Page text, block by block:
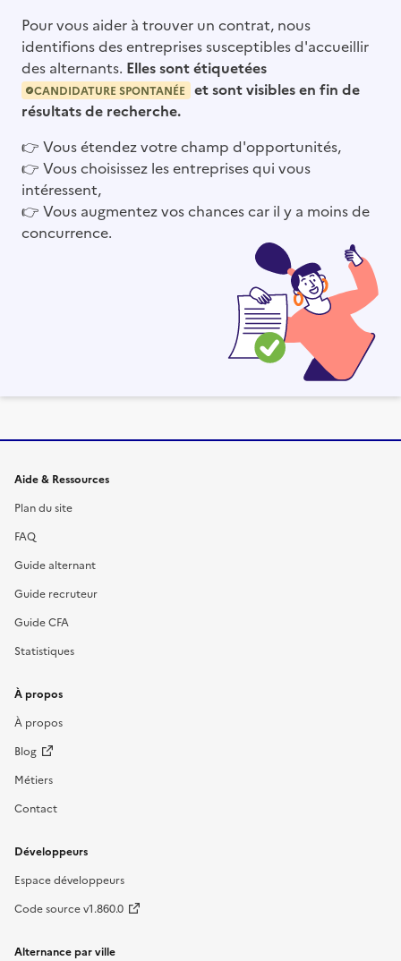
Pour vous aider à trouver un contrat, nous
identifions des entreprises susceptibles d'accueillir
des alternants. Elles sont étiquetées
CANDIDATURE SPONTANÉE
et sont visibles en fin de
résultats de recherche.
👉 Vous étendez votre champ d'opportunités,
👉 Vous choisissez les entreprises qui vous
intéressent,
👉 Vous augmentez vos chances car il y a moins de
concurrence.
Informations et liens du site
Aide & Ressources
Plan du site
FAQ
Guide alternant
Guide recruteur
Guide CFA
Statistiques
À propos
À propos
Blog
Métiers
Contact
Développeurs
Espace développeurs
Code source v1.860.0
Alternance par ville